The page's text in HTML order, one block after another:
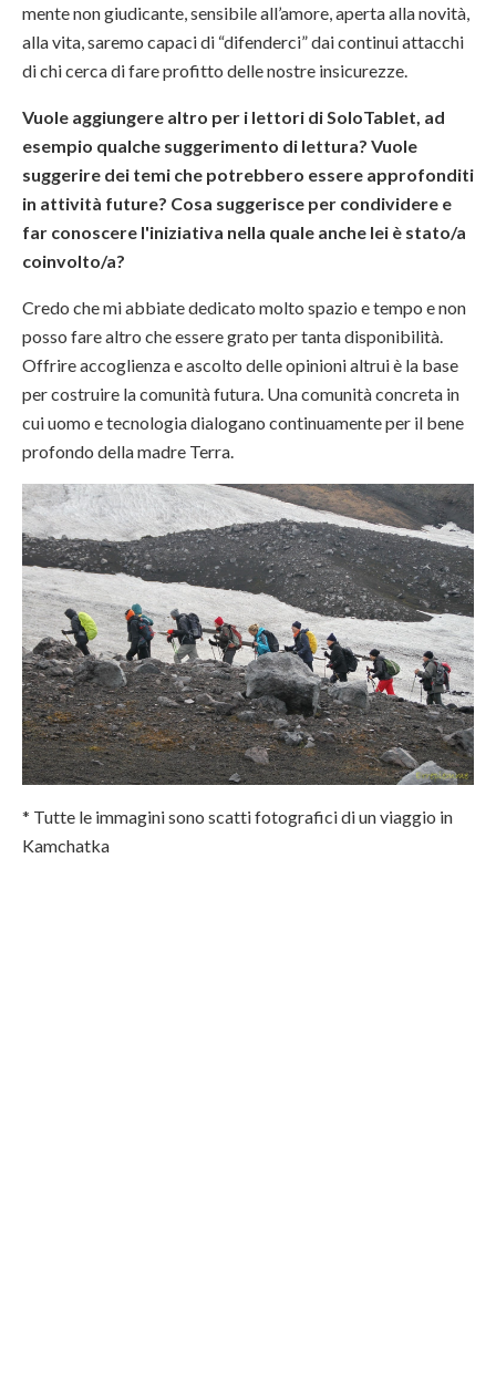
mente non giudicante, sensibile all’amore, aperta alla novità,
alla vita, saremo capaci di “difenderci” dai continui attacchi
di chi cerca di fare profitto delle nostre insicurezze.
Vuole aggiungere altro per i lettori di SoloTablet, ad
esempio qualche suggerimento di lettura? Vuole
suggerire dei temi che potrebbero essere approfonditi
in attività future? Cosa suggerisce per condividere e
far conoscere l'iniziativa nella quale anche lei è stato/a
coinvolto/a?
Credo che mi abbiate dedicato molto spazio e tempo e non
posso fare altro che essere grato per tanta disponibilità.
Offrire accoglienza e ascolto delle opinioni altrui è la base
per costruire la comunità futura. Una comunità concreta in
cui uomo e tecnologia dialogano continuamente per il bene
profondo della madre Terra.
* Tutte le immagini sono scatti fotografici di un viaggio in
Kamchatka